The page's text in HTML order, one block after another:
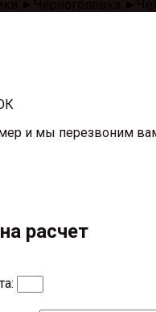
►Черноголовка
и мы перезвоним
расчет